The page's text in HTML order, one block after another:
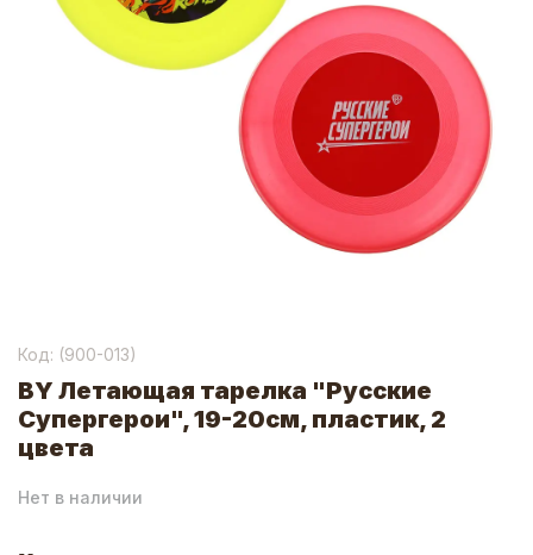
Код: (900-013)
BY Летающая тарелка "Русские
Супергерои", 19-20см, пластик, 2
цвета
Нет в наличии